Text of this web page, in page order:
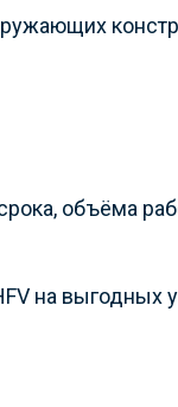
объёма
на выгодных